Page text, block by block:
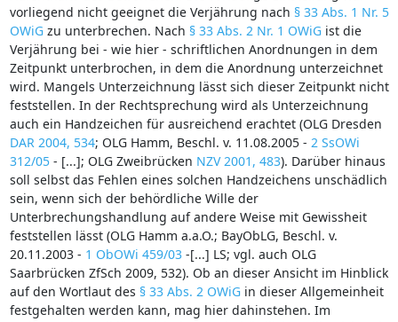
vorliegend nicht geeignet die Verjährung nach § 33 Abs. 1 Nr. 5
OWiGzu unterbrechen. Nach § 33 Abs. 2 Nr. 1 OWiGist die
Verjährung bei - wie hier - schriftlichen Anordnungen in dem
Zeitpunkt unterbrochen, in dem die Anordnung unterzeichnet
wird. Mangels Unterzeichnung lässt sich dieser Zeitpunkt nicht
feststellen. In der Rechtsprechung wird als Unterzeichnung
auch ein Handzeichen für ausreichend erachtet (OLG Dresden
DAR 2004, 534; OLG Hamm, Beschl. v. 11.08.2005 - 2 SsOWi
312/05- [...]; OLG Zweibrücken NZV 2001, 483). Darüber hinaus
soll selbst das Fehlen eines solchen Handzeichens unschädlich
sein, wenn sich der behördliche Wille der
Unterbrechungshandlung auf andere Weise mit Gewissheit
feststellen lässt (OLG Hamm a.a.O.; BayObLG, Beschl. v.
20.11.2003 - 1 ObOWi 459/03-[...] LS; vgl. auch OLG
Saarbrücken ZfSch 2009, 532). Ob an dieser Ansicht im Hinblick
auf den Wortlaut des § 33 Abs. 2 OWiGin dieser Allgemeinheit
festgehalten werden kann, mag hier dahinstehen. Im